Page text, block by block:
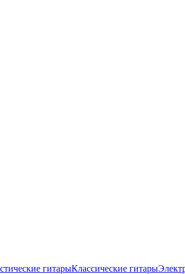
гитарыКлассические гитары